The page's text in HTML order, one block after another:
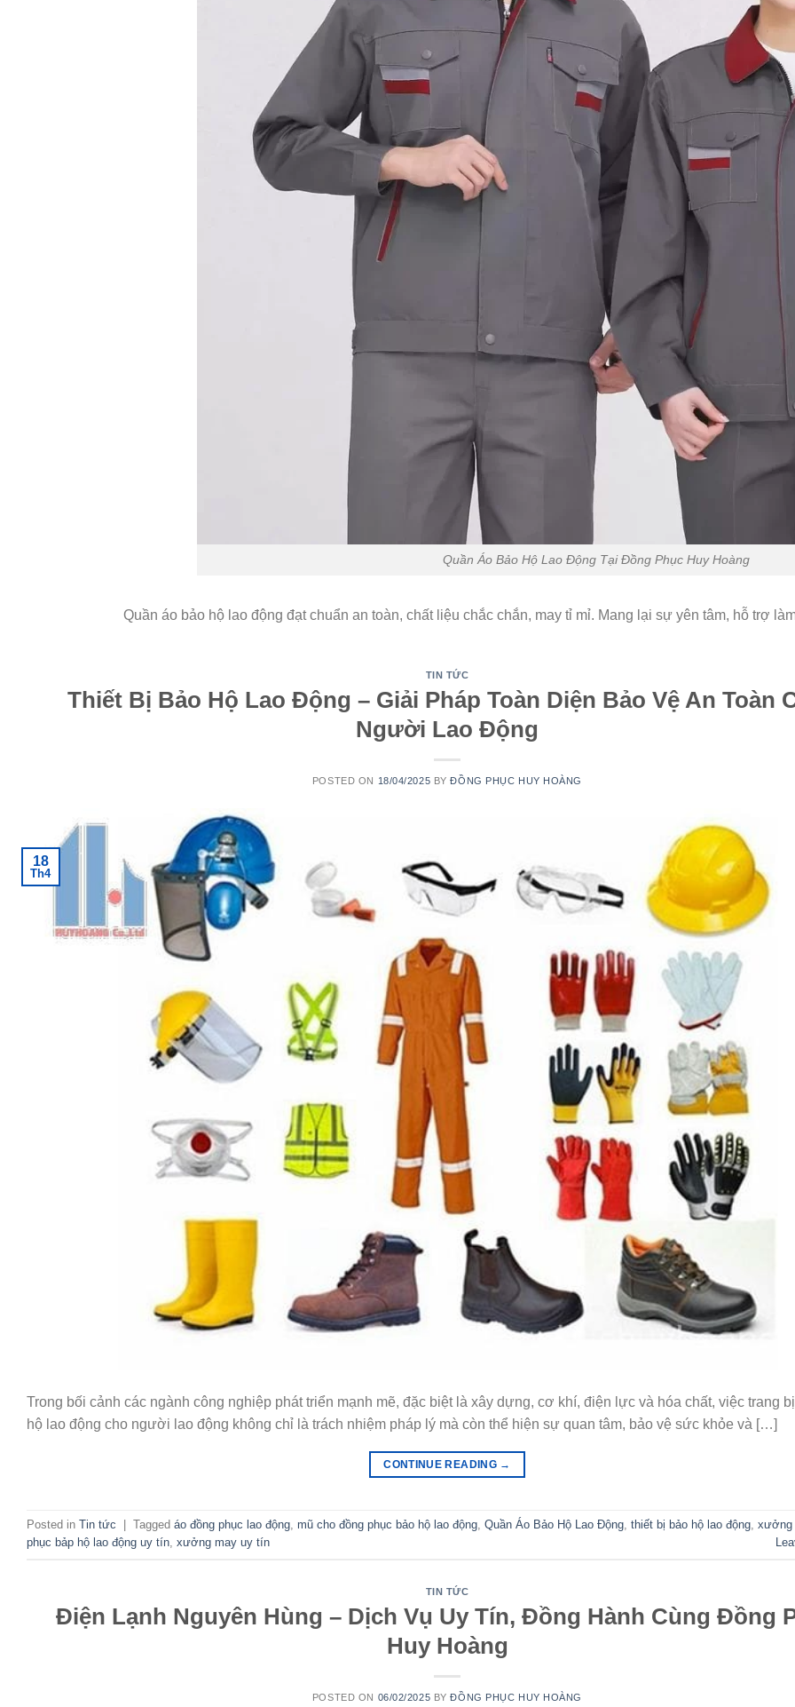
Quần Áo Bảo Hộ Lao Động Tại Đồng Phục Huy Hoàng
Quần áo bảo hộ lao động đạt chuẩn an toàn, chất liệu chắc chắn, may tỉ mỉ. Mang lại sự yên tâm, hỗ trợ
TIN TỨC
Thiết Bị Bảo Hộ Lao Động – Giải Pháp Toàn Diện Bảo Vệ An Toàn
Người Lao Động
POSTED ON 18/04/2025 BYĐỒNG PHỤC HUY HOÀNG
18
Th4
Trong bối cảnh các ngành công nghiệp phát triển mạnh mẽ, đặc biệt là xây dựng, cơ khí, điện lực và hóa chất, việc trang
hộ lao động cho người lao động không chỉ là trách nhiệm pháp lý mà còn thể hiện sự quan tâm, bảo vệ sức khỏe và […]
CONTINUE READING →
Posted in Tin tức Tagged áo đồng phục lao động, mũ cho đồng phục bảo hộ lao động, Quần Áo Bảo Hộ Lao Động, thiết bị bảo hộ lao động, xưởng
phục bảp hộ lao động uy tín, xưởng may uy tín
TIN TỨC
Điện Lạnh Nguyên Hùng – Dịch Vụ Uy Tín, Đồng Hành Cùng Đồng
Huy Hoàng
POSTED ON 06/02/2025 BYĐỒNG PHỤC HUY HOÀNG